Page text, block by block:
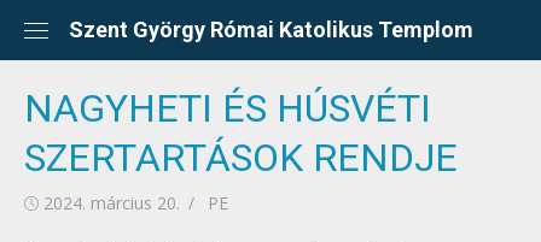
Szent György Római Katolikus Templom
NAGYHETI ÉS HÚSVÉTI
SZERTARTÁSOK RENDJE
Posted
2024. március 20. Author
PE